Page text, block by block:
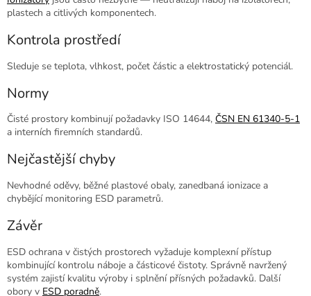
plastech a citlivých komponentech.
Kontrola prostředí
Sleduje se teplota, vlhkost, počet částic a elektrostatický potenciál.
Normy
Čisté prostory kombinují požadavky ISO 14644, ČSN EN 61340-5-1
a interních firemních standardů.
Nejčastější chyby
Nevhodné oděvy, běžné plastové obaly, zanedbaná ionizace a
chybějící monitoring ESD parametrů.
Závěr
ESD ochrana v čistých prostorech vyžaduje komplexní přístup
kombinující kontrolu náboje a částicové čistoty. Správně navržený
systém zajistí kvalitu výroby i splnění přísných požadavků. Další
obory v ESD poradně.